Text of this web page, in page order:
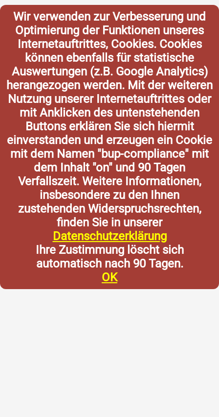
Wir verwenden zur Verbesserung und
Optimierung der Funktionen unseres
Internetauftrittes, Cookies. Cookies
können ebenfalls für statistische
Auswertungen (z.B. Google Analytics)
herangezogen werden. Mit der weiteren
Nutzung unserer Internetauftrittes oder
mit Anklicken des untenstehenden
Buttons erklären Sie sich hiermit
einverstanden und erzeugen ein Cookie
mit dem Namen "bup-compliance" mit
dem Inhalt "on" und 90 Tagen
Verfallszeit. Weitere Informationen,
insbesondere zu den Ihnen
zustehenden Widerspruchsrechten,
finden Sie in unserer
Datenschutzerklärung
Ihre Zustimmung löscht sich
automatisch nach 90 Tagen.
OK